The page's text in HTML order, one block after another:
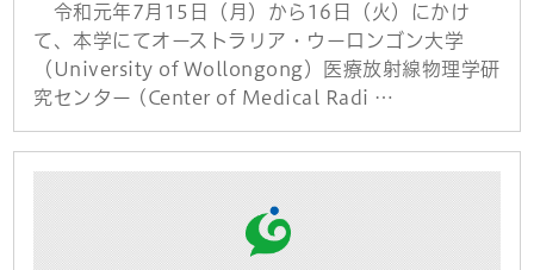
令和元年7月15日（月）から16日（火）にかけ
て、本学にてオーストラリア・ウーロンゴン大学
（University of Wollongong）医療放射線物理学研
究センター (Center of Medical Radi …